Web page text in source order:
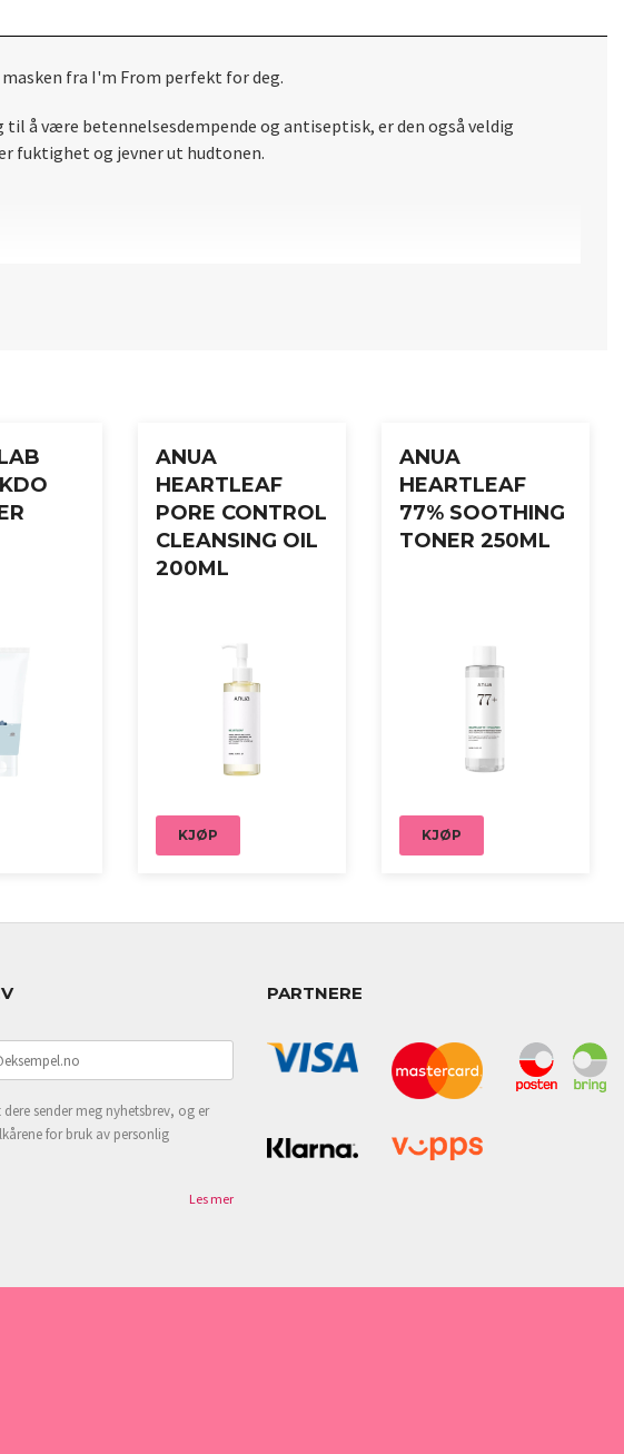
fra I'm From perfekt for deg.
å være betennelsesdempende og antiseptisk, er den også veldig
fuktighet og jevner ut hudtonen.
ANUA
HEARTLEAF
PORE CONTROL
CLEANSING OIL
200ML
KJØP
ANUA
HEARTLEAF
77% SOOTHING
TONER 250ML
KJØP
sender meg nyhetsbrev, og er
for bruk av personlig
Les mer
PARTNERE